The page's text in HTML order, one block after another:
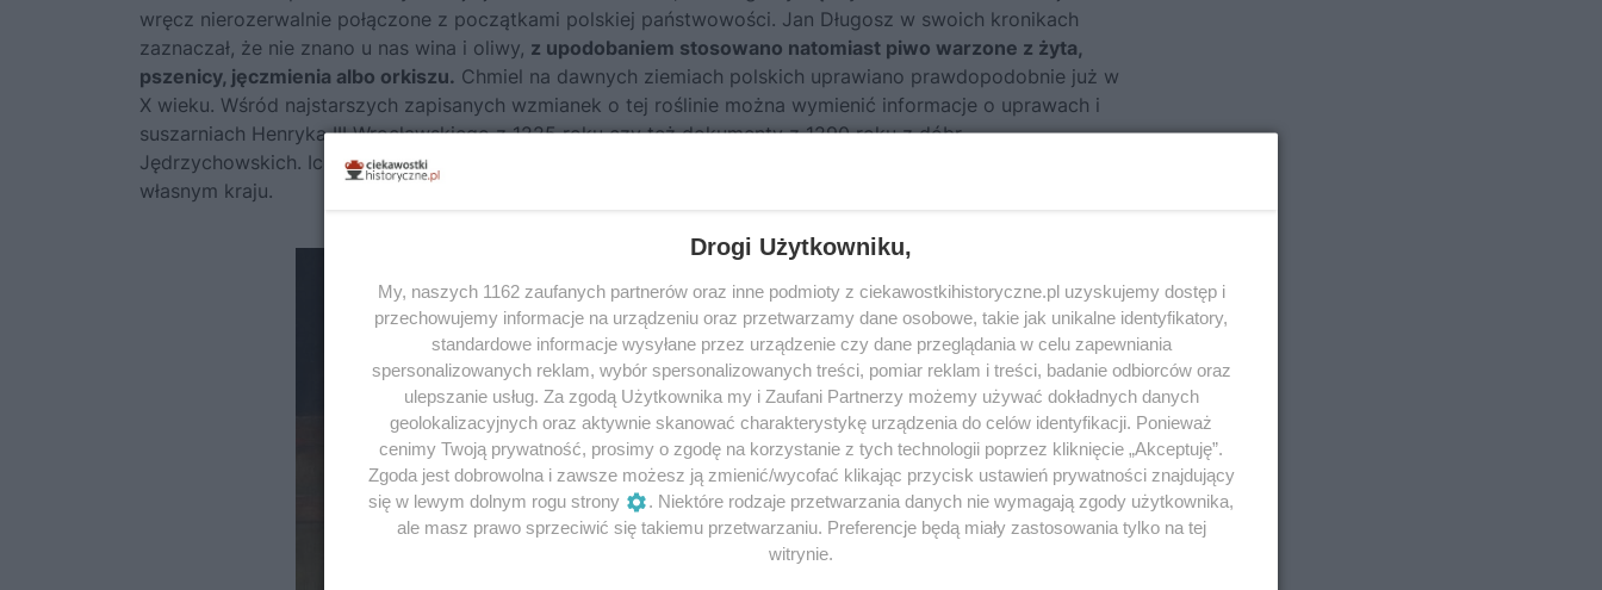
wręcz nierozerwalnie połączone z początkami polskiej państwowości. Jan Długosz w swoich kronikach
zaznaczał, że nie znano u nas wina i oliwy, z upodobaniem stosowano natomiast piwo warzone z żyta,
pszenicy, jęczmienia albo orkiszu. Chmiel na dawnych ziemiach polskich uprawiano prawdopodobnie już w
X wieku. Wśród najstarszych zapisanych wzmianek o tej roślinie można wymienić informacje o uprawach i
suszarniach Henryka III Wrocławskiego z 1225 roku czy też dokumenty z 1290 roku z dóbr
Jędrzychowskich. Ich właściciel miał zastrzec, że chmiel potrzebny do piwa ma być hodowany tylko we
własnym kraju.
fot.Eduard von Grützner/domena publiczna
Drogi Użytkowniku,
My, naszych 1162 zaufanych partnerów oraz inne podmioty z ciekawostkihistoryczne.pl uzyskujemy dostęp i
przechowujemy informacje na urządzeniu oraz przetwarzamy dane osobowe, takie jak unikalne identyfikatory,
standardowe informacje wysyłane przez urządzenie czy dane przeglądania w celu zapewniania
spersonalizowanych reklam, wybór spersonalizowanych treści, pomiar reklam i treści, badanie odbiorców oraz
ulepszanie usług. Za zgodą Użytkownika my i Zaufani Partnerzy możemy używać dokładnych danych
geolokalizacyjnych oraz aktywnie skanować charakterystykę urządzenia do celów identyfikacji. Ponieważ
cenimy Twoją prywatność, prosimy o zgodę na korzystanie z tych technologii poprzez kliknięcie „Akceptuję”.
Zgoda jest dobrowolna i zawsze możesz ją zmienić/wycofać klikając przycisk ustawień prywatności znajdujący
się w lewym dolnym rogu strony
. Niektóre rodzaje przetwarzania danych nie wymagają zgody użytkownika,
ale masz prawo sprzeciwić się takiemu przetwarzaniu. Preferencje będą miały zastosowania tylko na tej
witrynie.